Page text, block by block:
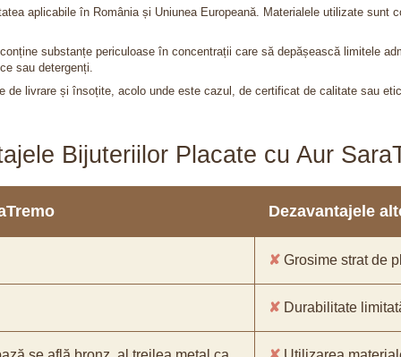
aplicabile în România și Uniunea Europeană. Materialele utilizate sunt
substanțe periculoase în concentrații care să depășească limitele
sau detergenți.
de livrare și însoțite, acolo unde este cazul, de certificat de calitate sau
Bijuteriilor Placate cu Aur
Dezavantajele
✘ Grosime strat de
✘ Durabilitate